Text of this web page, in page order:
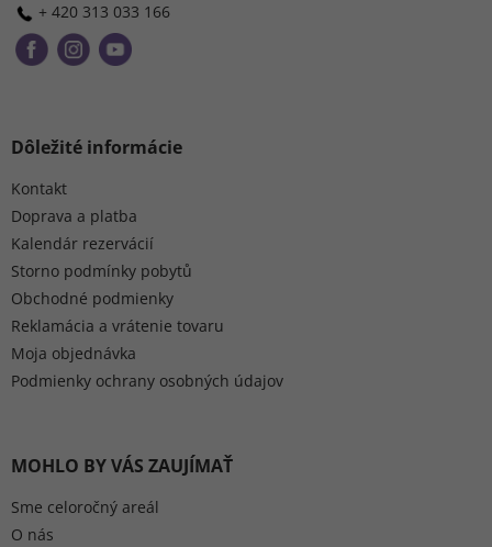
+ 420 313 033 166
Dôležité informácie
Kontakt
Doprava a platba
Kalendár rezervácií
Storno podmínky pobytů
Obchodné podmienky
Reklamácia a vrátenie tovaru
Moja objednávka
Podmienky ochrany osobných údajov
MOHLO BY VÁS ZAUJÍMAŤ
Sme celoročný areál
O nás